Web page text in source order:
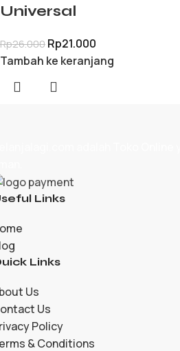
Universal
Rp26.000 Rp21.000
Tambah ke keranjang
Links
Links
Us
Us
Policy
& Conditions